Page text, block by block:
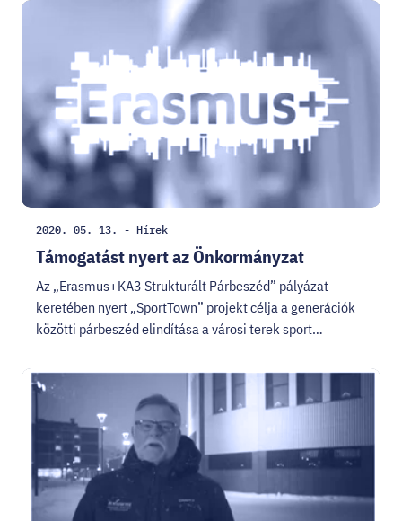
Támogatást nyert az Önkormányzat
Létrehozás
2020. 05. 13. - Kategória:
Hírek
Az „Erasmus+KA3 Strukturált Párbeszéd” pályázat
keretében nyert „SportTown” projekt célja a generációk
közötti párbeszéd elindítása a városi terek sport…